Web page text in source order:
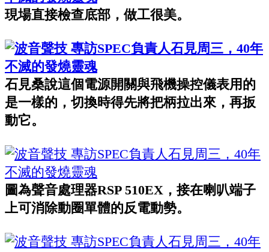
現場直接檢查底部，做工很美。
石見桑說這個電源開關與飛機操控儀表用的
是一樣的，切換時得先將把柄拉出來，再扳
動它。
圖為聲音處理器RSP 510EX，接在喇叭端子
上可消除動圈單體的反電動勢。